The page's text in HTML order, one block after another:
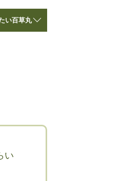
い百草丸
い